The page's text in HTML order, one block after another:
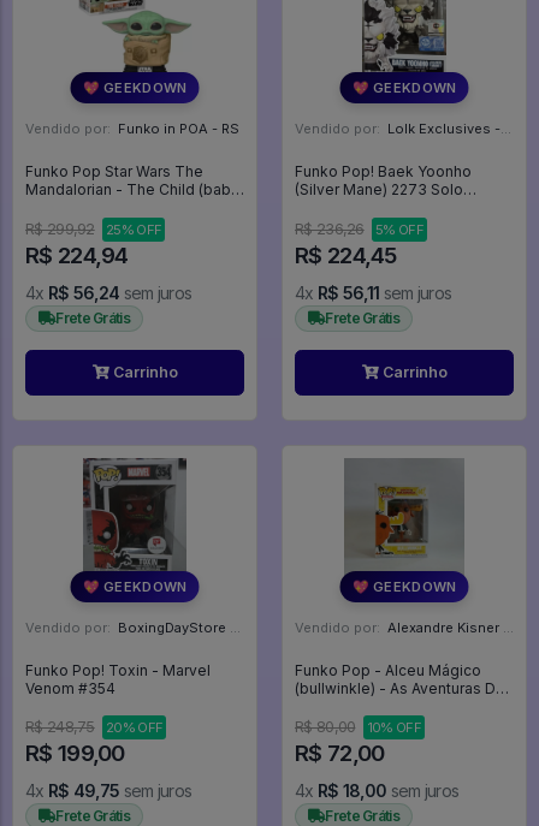
💖 GEEKDOWN
Vendido por: Funko in POA - RS
Funko Pop Star Wars The
Mandalorian - The Child (baby
- Mandalorian - Mandaloriano -
Star Wars #405
R$ 299,92 25% OFF
R$ 224,94
4x R$ 56,24 sem juros
Frete Grátis
Carrinho
💖 GEEKDOWN
Vendido por: Lolk Exclusives - SP
Funko Pop! Baek Yoonho
(Silver Mane) 2273 Solo
Solo Leveling #2273
R$ 236,26 5% OFF
R$ 224,45
4x R$ 56,11 sem juros
Frete Grátis
Carrinho
💖 GEEKDOWN
Vendido por: BoxingDayStore - GO
Funko Pop! Toxin - Marvel
Venom #354
R$ 248,75 20% OFF
R$ 199,00
4x R$ 49,75 sem juros
Frete Grátis
💖 GEEKDOWN
Vendido por: Alexandre Kisner - PR
Funko Pop - Alceu Mágico
(bullwinkle) - As Aventuras De
R$ 80,00
10% OFF
R$ 72,00
4x R$ 18,00 sem juros
Frete Grátis